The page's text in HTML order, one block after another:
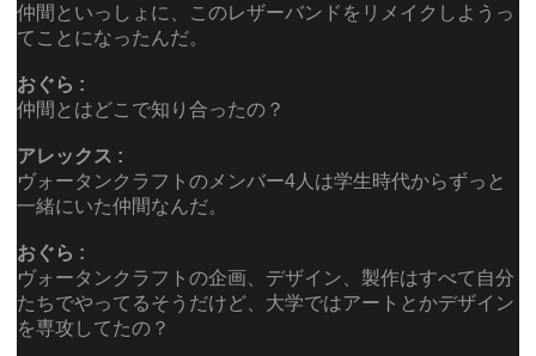
仲間といっしょに、このレザーバンドをリメイクしようっ
てことになったんだ。
おぐら :
仲間とはどこで知り合ったの？
アレックス :
ヴォータンクラフトのメンバー4人は学生時代からずっと
一緒にいた仲間なんだ。
おぐら :
ヴォータンクラフトの企画、デザイン、製作はすべて自分
たちでやってるそうだけど、大学ではアートとかデザイン
を専攻してたの？